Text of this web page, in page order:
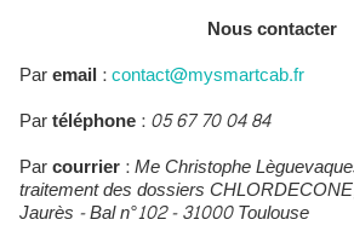
Nous contacter
Paremail :contact@mysmartcab.fr
Partéléphone:05 67 70 04 84
Parcourrier:Me Christophe
traitement des dossiers
Jaurès - Bal n°102 - 31000 Toulouse